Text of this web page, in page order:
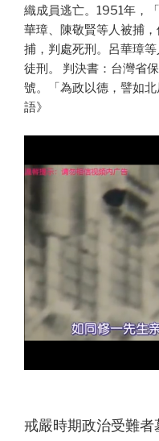
織成員逃亡。1951年，
華璋、陳敬賢等人被捕
捕，判處死刑。呂華璋
徒刑。 判決書：台灣省
號。「為政以德，譬如
語》
戒嚴時期政治受難者